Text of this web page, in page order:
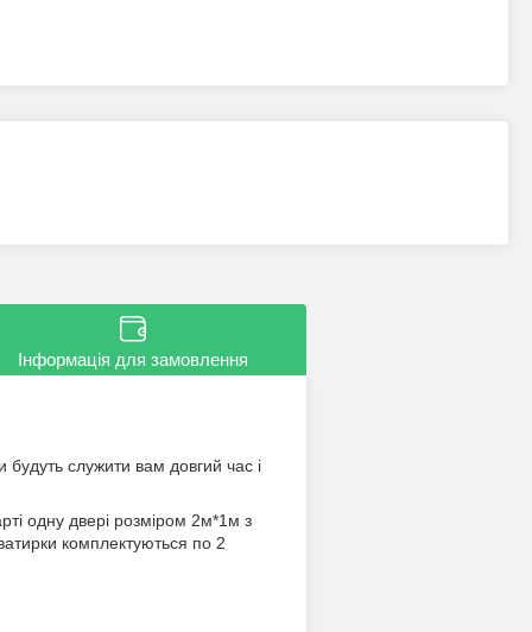
Інформація для замовлення
будуть служити вам довгий час і
одну двері розміром 2м*1м з
комплектуються по 2